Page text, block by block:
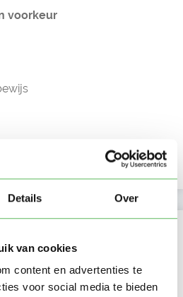
Details Over
van cookies
content en advertenties te
voor social media te bieden
voorkeur